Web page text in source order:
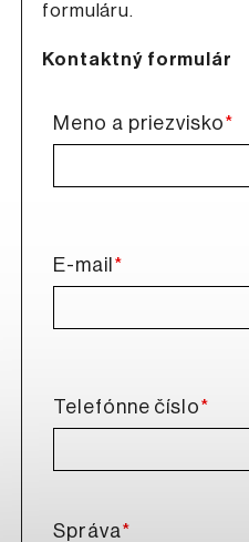
formuláru.
Kontaktný formulár
Meno a priezvisko*
E-mail *
Telefónne číslo*
Správa*